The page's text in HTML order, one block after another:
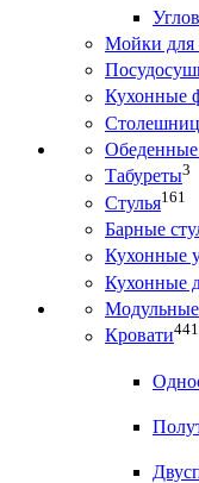
Мойки для
Кухонные
Табуреты3
Стулья161
Барные
Кухонные
Кухонные
Кровати441